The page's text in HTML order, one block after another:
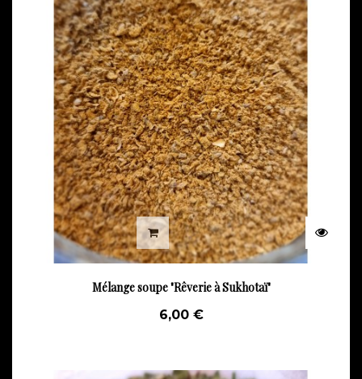
Mélange soupe "Rêverie à Sukhotaï"
6,00 €